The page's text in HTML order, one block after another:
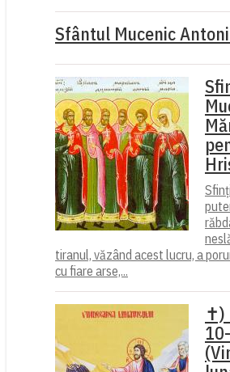
Sfântul Mucenic
tiranul, văzând acest lucru, a
cu fiare arse,...
✝)